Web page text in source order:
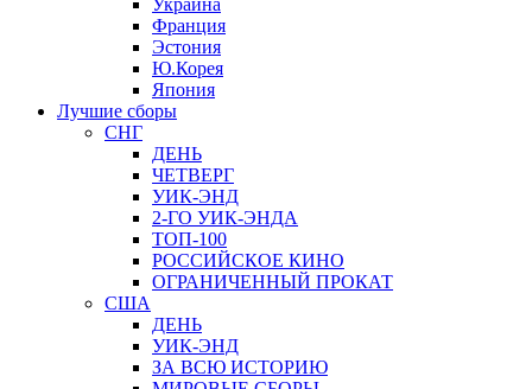
Украина
Франция
Эстония
Ю.Корея
Япония
Лучшие сборы
СНГ
ДЕНЬ
ЧЕТВЕРГ
УИК-ЭНД
2-ГО УИК-ЭНДА
ТОП-100
РОССИЙСКОЕ КИНО
ОГРАНИЧЕННЫЙ ПРОКАТ
США
ДЕНЬ
УИК-ЭНД
ЗА ВСЮ ИСТОРИЮ